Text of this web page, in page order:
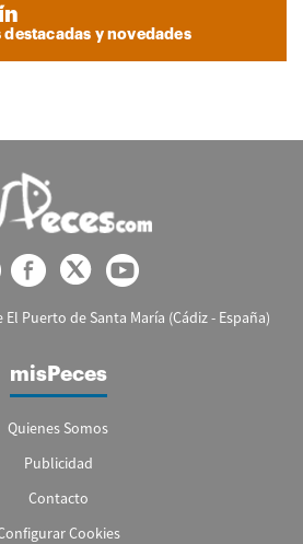
destacadas y novedades
Puerto de Santa María (Cádiz - España)
misPeces
Quienes Somos
Publicidad
Contacto
Cookies